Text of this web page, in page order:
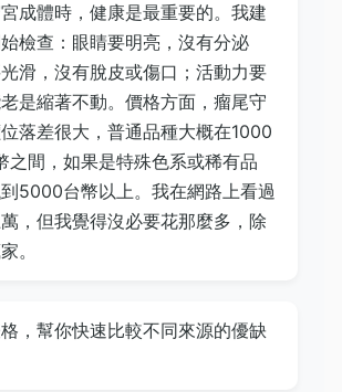
成體時，健康是最重要的。我建
檢查：眼睛要明亮，沒有分泌
滑，沒有脫皮或傷口；活動力要
是縮著不動。價格方面，瘤尾守
落差很大，普通品種大概在1000
之間，如果是特殊色系或稀有品
5000台幣以上。我在網路上看過
，但我覺得沒必要花那麼多，除
。
，幫你快速比較不同來源的優缺